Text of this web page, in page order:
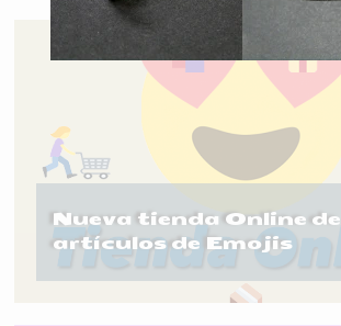
Nueva tienda Online de
artículos de Emojis